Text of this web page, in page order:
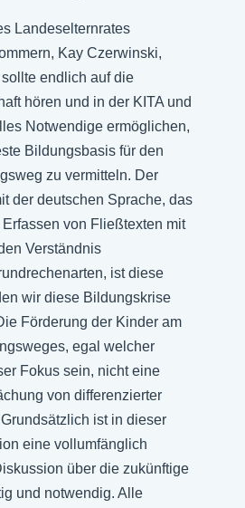
Landeselternrates
Kay Czerwinski,
endlich auf die
hören und in der KITA und
Notwendige ermöglichen,
Bildungsbasis für den
zu vermitteln. Der
der deutschen Sprache, das
von Fließtexten mit
Verständnis
ist diese
wir diese Bildungskrise
Förderung der Kinder am
egal welcher
Fokus sein, nicht eine
von differenzierter
ist in dieser
eine vollumfänglich
über die zukünftige
und notwendig. Alle